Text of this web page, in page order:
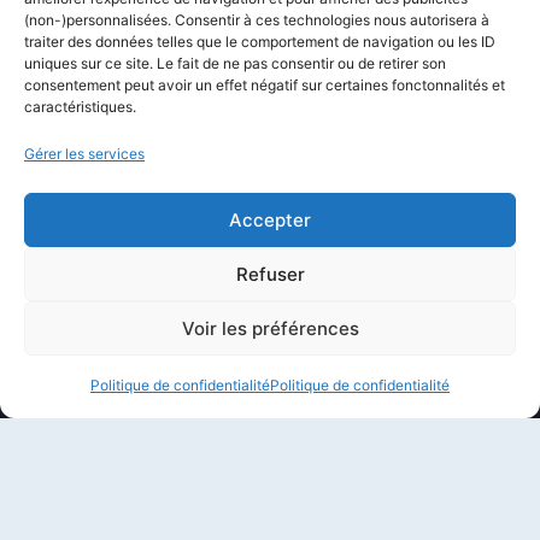
(non-)personnalisées. Consentir à ces technologies nous autorisera à
traiter des données telles que le comportement de navigation ou les ID
uniques sur ce site. Le fait de ne pas consentir ou de retirer son
consentement peut avoir un effet négatif sur certaines fonctonnalités et
caractéristiques.
Gérer les services
Accepter
Refuser
Voir les préférences
Politique de confidentialitéPolitique de confidentialité
Équipe éditoriale
Politique éditoriale
Méthodologie de test
Transparence et affiliation
CritiquePlus dans les médias
Contactez-nous
À propos de CritiquePlus